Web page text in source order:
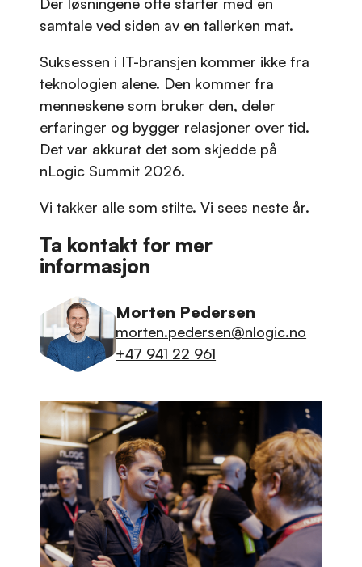
samtale ved siden av en tallerken mat.
Suksessen i IT-bransjen kommer ikke fra
teknologien alene. Den kommer fra
menneskene som bruker den, deler
erfaringer og bygger relasjoner over tid.
Det var akkurat det som skjedde på
nLogic Summit 2026.
Vi takker alle som stilte. Vi sees neste år.
Ta kontakt for mer
informasjon
Morten Pedersen
morten.pedersen@nlogic.no
+47 941 22 961